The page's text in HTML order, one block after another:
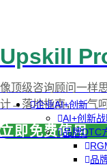
企业AI+创新
AI+创新
品牌DTC
品
Upskill
像顶级咨询顾问一样
计→落地指南，一气呵
立即免费使用